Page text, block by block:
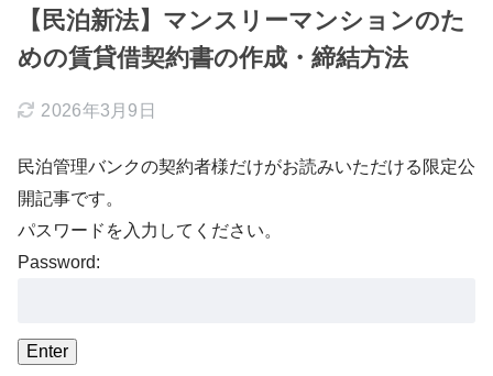
【民泊新法】マンスリーマンションのた
めの賃貸借契約書の作成・締結方法
2026年3月9日
民泊管理バンクの契約者様だけがお読みいただける限定公
開記事です。
パスワードを入力してください。
Password: